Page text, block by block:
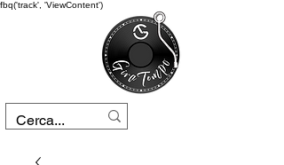
fbq('track', 'ViewContent')